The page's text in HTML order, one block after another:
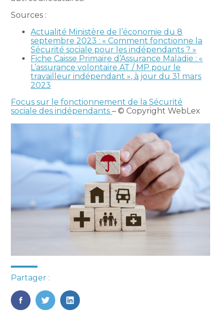
Sources :
Actualité Ministère de l’économie du 8
septembre 2023 : « Comment fonctionne la
Sécurité sociale pour les indépendants ? »
Fiche Caisse Primaire d’Assurance Maladie : «
L’assurance volontaire AT / MP pour le
travailleur indépendant », à jour du 31 mars
2023
Focus sur le fonctionnement de la Sécurité
sociale des indépendants– © Copyright WebLex
Partager :
FaceBook
TwitterLinkedIn